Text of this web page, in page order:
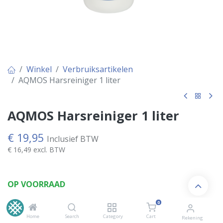
Home Search Category
0
Cart Rekening
Winkel
Verbruiksartikelen
AQMOS Harsreiniger 1 liter
AQMOS Harsreiniger 1 liter
€ 19,95 Inclusief BTW
€ 16,49 excl. BTW
OP VOORRAAD